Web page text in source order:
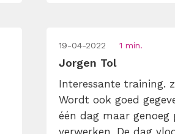
19-04-2022 1 min.
Jorgen Tol
Interessante training.
Wordt ook goed
één dag maar genoeg
verwerken. De dag